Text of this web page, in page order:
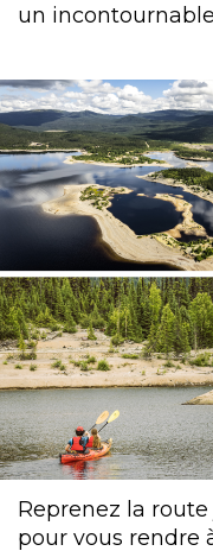
un
Reprenez la
pour vous rendre